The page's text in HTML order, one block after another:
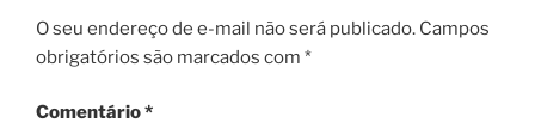
O seu endereço de e-mail não será publicado. Campos
obrigatórios são marcados com *
Comentário*